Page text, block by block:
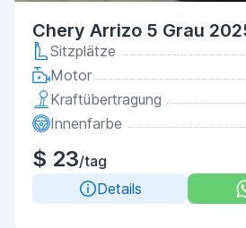
Chery Arrizo 5 Grau
Sitzplätze
Motor
Kraftübertragung
Innenfarbe
$ 23/tag
Details